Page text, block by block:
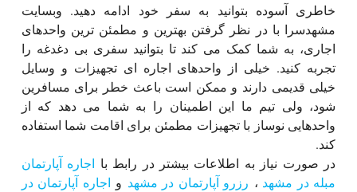
خاطری آسوده بتوانید به سفر خود ادامه دهید. وبسایت
مشهدسرا با در نظر گرفتن بهترین و مطمئن ترین واحدهای
اجاری، به شما کمک می کند تا بتوانید سفری بی دغدغه را
تجربه کنید. خیلی از واحدهای اجاره ای تجهیزات و وسایل
خیلی قدیمی دارند و ممکن است باعث خطر برای مسافرین
شود، ولی تیم ما این اطمینان را به شما می دهد که از
واحدهایی نوساز با تجهیزات مطمئن برای اقامت شما استفاده
کند.
در صورت نیاز به اطلاعات بیشتر در رابط با اجاره آپارتمان
مبله در مشهد ، رزرو آپارتمان در مشهد و اجاره آپارتمان در